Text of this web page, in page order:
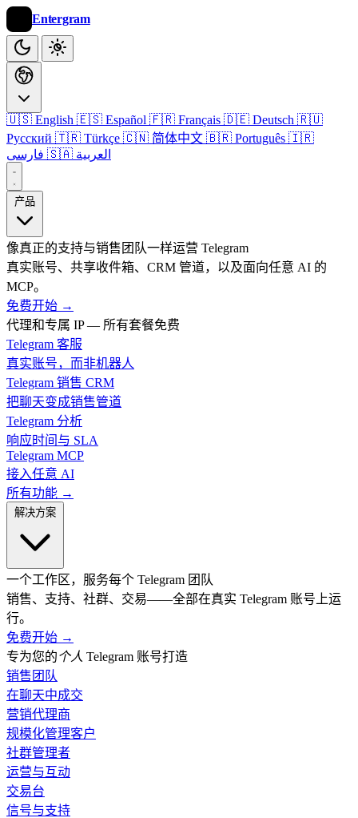
Entergram
🇺🇸 English 🇪🇸 Español 🇫🇷 Français 🇩🇪 Deutsch 🇷🇺
Русский 🇹🇷 Türkçe 🇨🇳 简体中文 🇧🇷 Português 🇮🇷
🇸🇦 العربية
产品
像真正的支持与销售团队一样运营 Telegram
真实账号、共享收件箱、CRM 管道，以及面向任意 AI 的
MCP。
免费开始 →
代理和专属 IP — 所有套餐免费
Telegram 客服
真实账号，而非机器人
Telegram 销售 CRM
把聊天变成销售管道
Telegram 分析
响应时间与 SLA
Telegram MCP
接入任意 AI
所有功能 →
解决方案
一个工作区，服务每个 Telegram 团队
销售、支持、社群、交易——全部在真实 Telegram 账号上运
行。
免费开始 →
专为您的个人 Telegram 账号打造
销售团队
在聊天中成交
营销代理商
规模化管理客户
社群管理者
运营与互动
交易台
信号与支持